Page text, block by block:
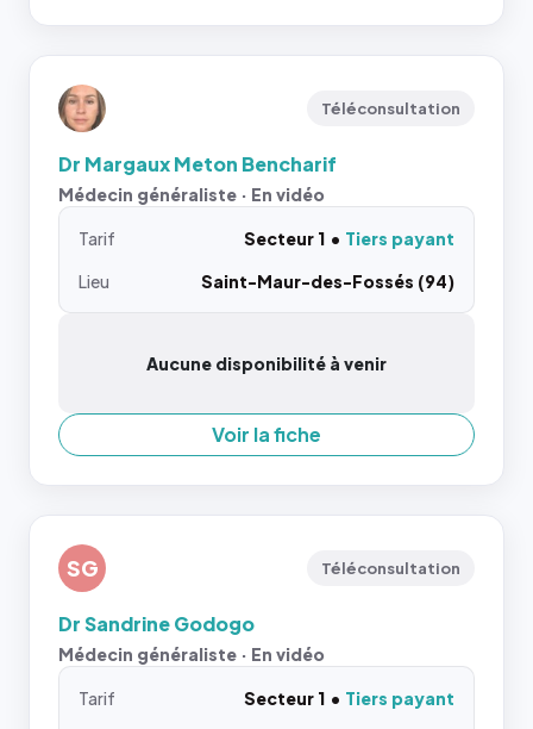
Téléconsultation
Dr Margaux Meton Bencharif
Médecin généraliste · En vidéo
Tarif Secteur 1
Tiers payant
Lieu
Saint-Maur-des-Fossés (94)
Aucune disponibilité à venir
Voir la fiche
SG Téléconsultation
Dr Sandrine Godogo
Médecin généraliste · En vidéo
Tarif Secteur 1
Tiers payant